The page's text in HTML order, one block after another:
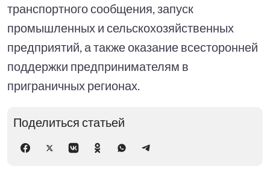
транспортного сообщения, запуск
промышленных и сельскохозяйственных
предприятий, а также оказание всесторонней
поддержки предпринимателям в
приграничных регионах.
Поделиться статьей